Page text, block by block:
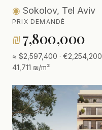
◉ Sokolov, Tel Aviv
PRIX DEMANDÉ
₪7,800,000
≈ $2,597,400 · €2,254,200
41,711 ₪/m²